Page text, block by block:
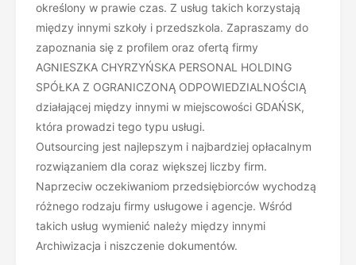
określony w prawie czas. Z usług takich korzystają
między innymi szkoły i przedszkola. Zapraszamy do
zapoznania się z profilem oraz ofertą firmy
AGNIESZKA CHYRZYŃSKA PERSONAL HOLDING
SPÓŁKA Z OGRANICZONĄ ODPOWIEDZIALNOŚCIĄ
działającej między innymi w miejscowości GDAŃSK,
która prowadzi tego typu usługi.
Outsourcing jest najlepszym i najbardziej opłacalnym
rozwiązaniem dla coraz większej liczby firm.
Naprzeciw oczekiwaniom przedsiębiorców wychodzą
różnego rodzaju firmy usługowe i agencje. Wśród
takich usług wymienić należy między innymi
Archiwizacja i niszczenie dokumentów.